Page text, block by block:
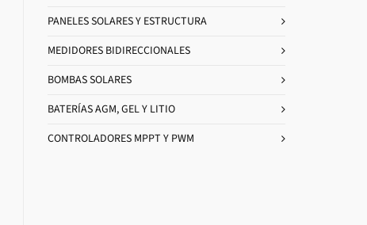
PANELES SOLARES Y ESTRUCTURA
MEDIDORES BIDIRECCIONALES
BOMBAS SOLARES
BATERÍAS AGM, GEL Y LITIO
CONTROLADORES MPPT Y PWM